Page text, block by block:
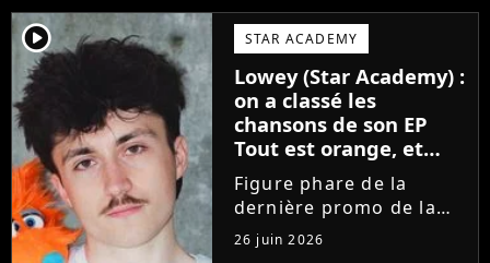
son premier single
Château, très Troye
Sivan dans l'esprit, et
son...
player2 STAR ACADEMY
Lowey (Star Academy) :
on a classé les
chansons de son EP
Tout est orange, et
voici la meilleure !
Figure phare de la
dernière promo de la
Star Academy, Léo se
lance enfin. Sous le nom
26 juin 2026